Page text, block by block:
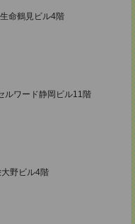
命鶴見ビル4階
ワード静岡ビル11階
野ビル4階